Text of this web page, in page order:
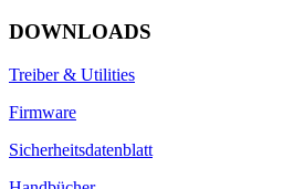
DOWNLOADS
Treiber & Utilities
Firmware
Sicherheitsdatenblatt